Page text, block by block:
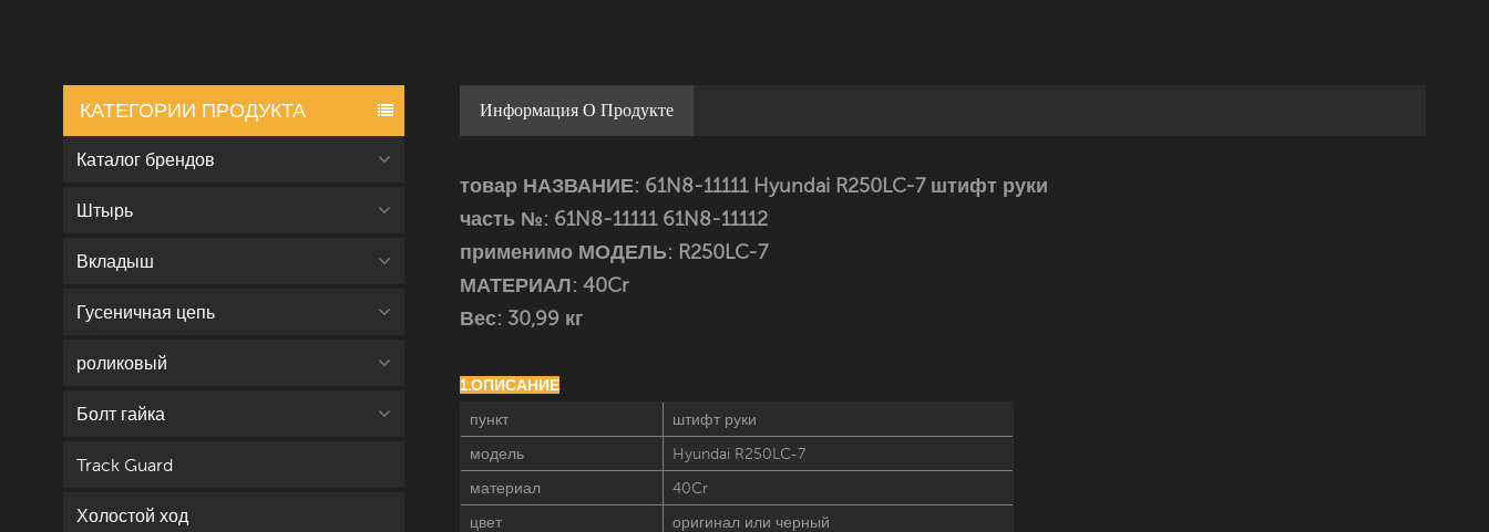
КАТЕГОРИИ ПРОДУКТА
Каталог брендов
Штырь
Вкладыш
Гусеничная цепь
роликовый
Болт гайка
Track Guard
Холостой ход
Информация О Продукте
товар НАЗВАНИЕ: 61N8-11111 Hyundai R250LC-7 штифт руки
часть №: 61N8-11111 61N8-11112
применимо МОДЕЛЬ: R250LC-7
МАТЕРИАЛ: 40Cr
Вес: 30,99 кг
1.ОПИСАНИЕ
пункт
штифт руки
модель
Hyundai R250LC-7
материал
40Cr
цвет
оригинал или черный